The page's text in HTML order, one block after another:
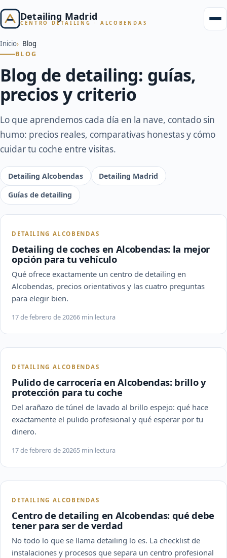
Detailing Madrid
CENTRO DETAILING · ALCOBENDAS
Inicio Blog
BLOG
Blog de detailing: guías,
precios y criterio
Lo que aprendemos cada día en la nave, contado sin
humo: precios reales, comparativas honestas y cómo
cuidar tu coche entre visitas.
Detailing Alcobendas
Detailing Madrid
Guías de detailing
DETAILING ALCOBENDAS
Detailing de coches en Alcobendas: la mejor
opción para tu vehículo
Qué ofrece exactamente un centro de detailing en
Alcobendas, precios orientativos y las cuatro preguntas
para elegir bien.
17 de febrero de 20266 min lectura
DETAILING ALCOBENDAS
Pulido de carrocería en Alcobendas: brillo y
protección para tu coche
Del arañazo de túnel de lavado al brillo espejo: qué hace
exactamente el pulido profesional y qué esperar por tu
dinero.
17 de febrero de 20265 min lectura
DETAILING ALCOBENDAS
Centro de detailing en Alcobendas: qué debe
tener para ser de verdad
No todo lo que se llama detailing lo es. La checklist de
instalaciones y procesos que separa un centro profesional